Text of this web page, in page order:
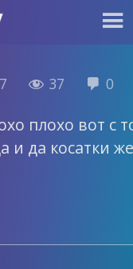

 37  0
плохо вот с
и да косатки